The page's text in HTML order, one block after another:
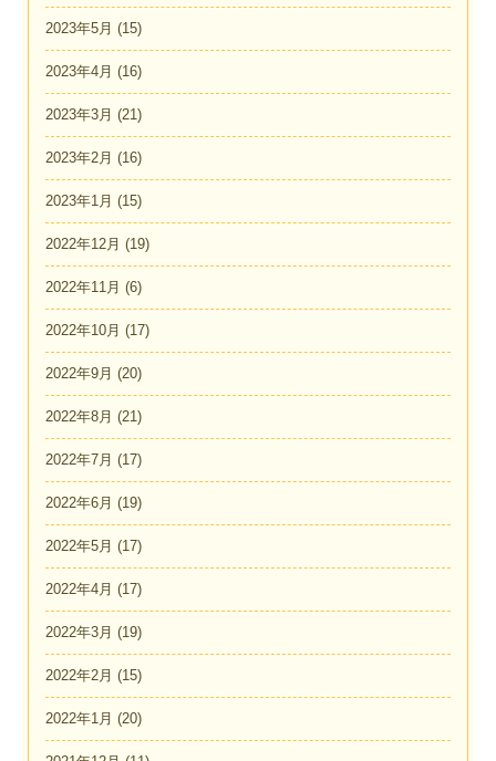
2023年5月 (15)
2023年4月 (16)
2023年3月 (21)
2023年2月 (16)
2023年1月 (15)
2022年12月 (19)
2022年11月 (6)
2022年10月 (17)
2022年9月 (20)
2022年8月 (21)
2022年7月 (17)
2022年6月 (19)
2022年5月 (17)
2022年4月 (17)
2022年3月 (19)
2022年2月 (15)
2022年1月 (20)